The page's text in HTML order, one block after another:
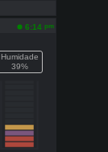
6:14 pm
Humidade
39%